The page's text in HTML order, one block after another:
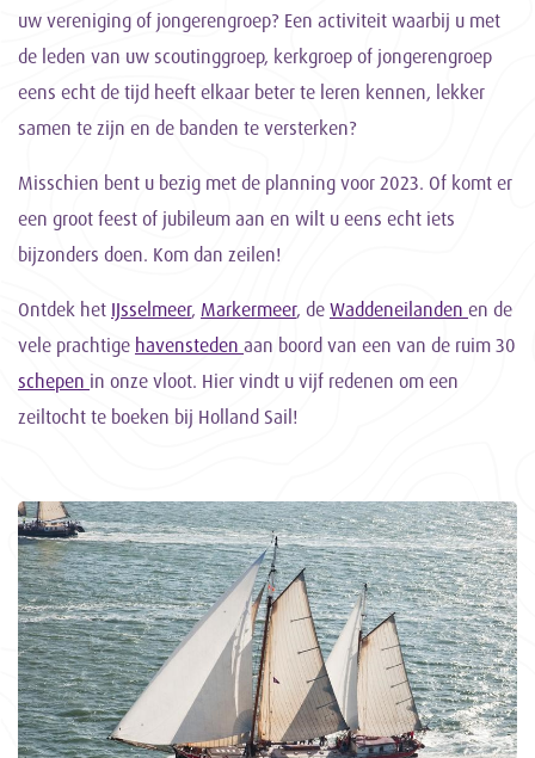
uw vereniging of jongerengroep? Een activiteit waarbij u met
de leden van uw scoutinggroep, kerkgroep of jongerengroep
eens echt de tijd heeft elkaar beter te leren kennen, lekker
samen te zijn en de banden te versterken?
Misschien bent u bezig met de planning voor 2023. Of komt er
een groot feest of jubileum aan en wilt u eens echt iets
bijzonders doen. Kom dan zeilen!
Ontdek het IJsselmeer, Markermeer, de Waddeneilanden en de
vele prachtige havensteden aan boord van een van de ruim 30
schepen in onze vloot. Hier vindt u vijf redenen om een
zeiltocht te boeken bij Holland Sail!